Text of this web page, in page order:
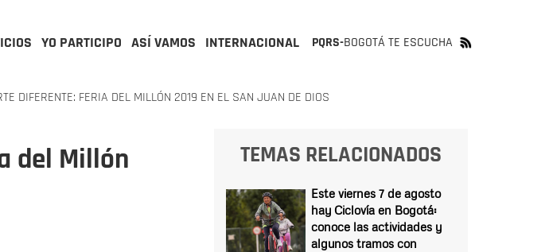
YO PARTICIPO ASÍ VAMOS INTERNACIONAL PQRS-BOGOTÁ TE ESCUCHA
DIFERENTE: FERIA DEL MILLÓN 2019 EN EL SAN JUAN DE DIOS
del Millón
TEMAS RELACIONADOS
Este viernes 7 de agosto
hay Ciclovía en Bogotá:
conoce las actividades y
algunos tramos con